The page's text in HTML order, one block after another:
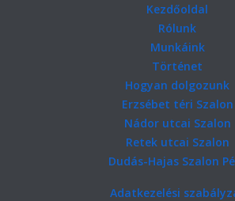
Kezdőoldal
Rólunk
Munkáink
Történet
Hogyan dolgozunk
Erzsébet téri Szalon
Nádor utcai Szalon
Retek utcai Szalon
Dudás-Hajas Szalon
Adatkezelési